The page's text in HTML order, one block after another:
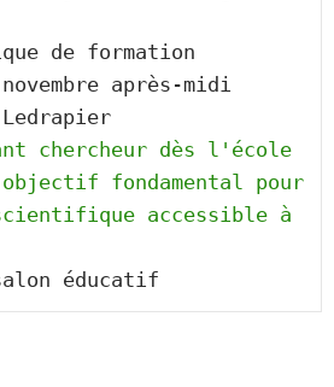
de formation
après-midi
chercheur dès l'école
fondamental pour
accessible à
éducatif